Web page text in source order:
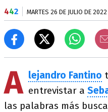
442 MARTES 26 DE JULIO DE 2022
A lejandro Fantino
entrevistar a
las palabras más